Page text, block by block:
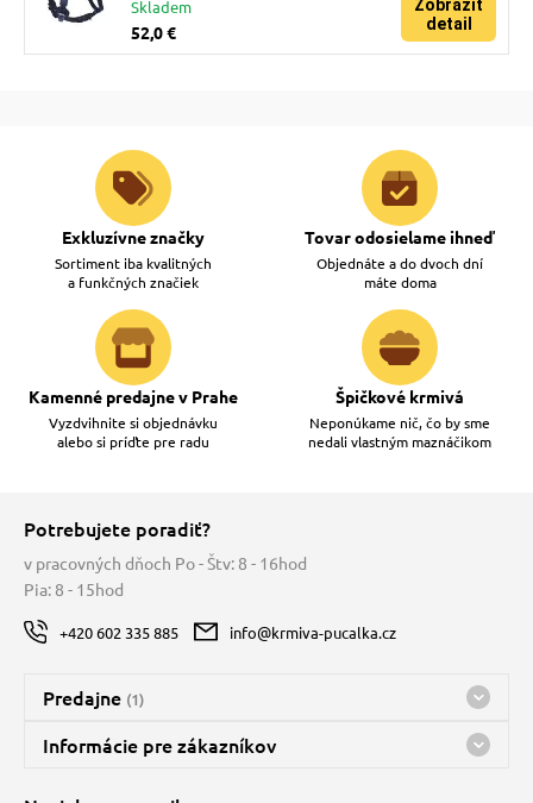
Skladem
52,0 €
Zobraziť
detail
Exkluzívne značky
Sortiment iba kvalitných
a funkčných značiek
Tovar odosielame ihneď
Objednáte a do dvoch dní
máte doma
Kamenné predajne v Prahe
Vyzdvihnite si objednávku
alebo si príďte pre radu
Špičkové krmivá
Neponúkame nič, čo by sme
nedali vlastným maznáčikom
Potrebujete poradiť?
v pracovných dňoch Po - Štv: 8 - 16hod
Pia: 8 - 15hod
+420 602 335 885 info@krmiva-pucalka.cz
Predajne (1)
Predajňa a sklad Kbely
Informácie pre zákazníkov